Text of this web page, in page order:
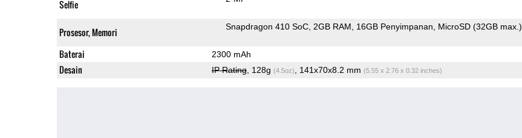
Selfie
Prosesor, Memori Snapdragon 410 SoC 2GB RAM 16GB Penyimpanan MicroSD (32GB max.)
Baterai 2300 mAh
Desain IP Rating, 128g (4.5oz) , 141x70x8.2 mm (5.55 x 2.76 x 0.32 inches)